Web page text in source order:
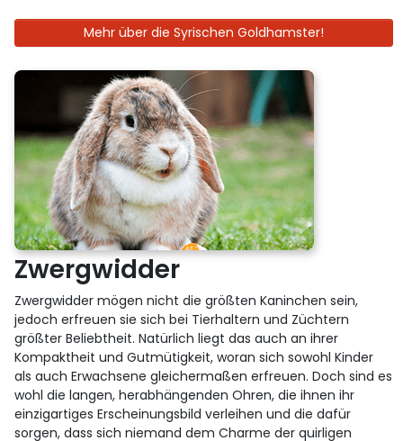
Mehr über die Syrischen Goldhamster!
Zwergwidder
Zwergwidder mögen nicht die größten Kaninchen sein,
jedoch erfreuen sie sich bei Tierhaltern und Züchtern
größter Beliebtheit. Natürlich liegt das auch an ihrer
Kompaktheit und Gutmütigkeit, woran sich sowohl Kinder
als auch Erwachsene gleichermaßen erfreuen. Doch sind es
wohl die langen, herabhängenden Ohren, die ihnen ihr
einzigartiges Erscheinungsbild verleihen und die dafür
sorgen, dass sich niemand dem Charme der quirligen